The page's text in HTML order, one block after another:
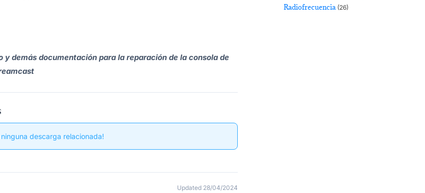
y demás documentación para la reparación de la consola de
descarga relacionada!
Updated 28/04/2024
Radiofrecuencia (26)